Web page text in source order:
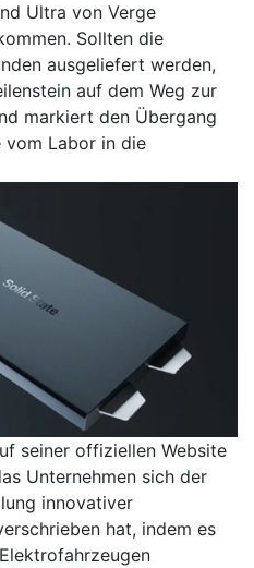
Ultra von Verge
Sollten die
ausgeliefert werden,
auf dem Weg zur
markiert den Übergang
Labor in die
seiner offiziellen Website
Unternehmen sich der
innovativer
hat, indem es